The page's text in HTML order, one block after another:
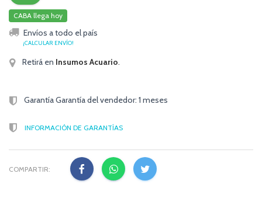
CABA llega hoy
Envíos a todo el país
¡CALCULAR ENVÍO!
Retirá en Insumos Acuario.
Garantía Garantía del vendedor: 1 meses
INFORMACIÓN DE GARANTÍAS
COMPARTIR: